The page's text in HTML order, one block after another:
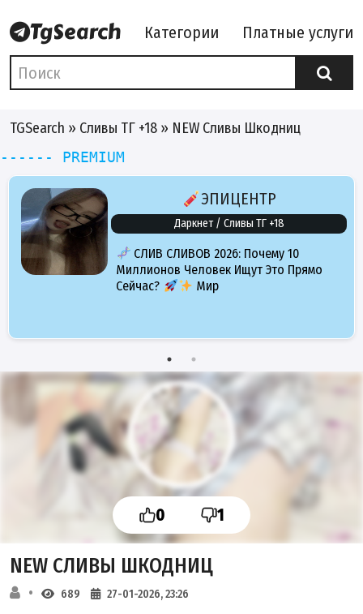
Категории Платные услуги
TGSearch » Сливы ТГ +18 » NEW Сливы Шкодниц
------ PREMIUM
ЭПИЦЕНТР
Даркнет / Сливы ТГ +18
СЛИВ СЛИВОВ 2026: Почему 10
Миллионов Человек Ищут Это Прямо
Сейчас?
Мир
0 1
NEW СЛИВЫ ШКОДНИЦ
689 27-01-2026, 23:26